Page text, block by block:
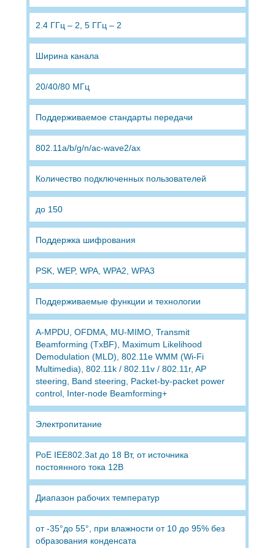
2.4 ГГц – 2, 5 ГГц – 2
Ширина канала
20/40/80 МГц
Поддерживаемое стандарты передачи
802.11a/b/g/n/ac-wave2/ax
Количество подключенных пользователей
до 150
Поддержка шифрования
PSK, WEP, WPA, WPA2, WPA3
Поддерживаемые функции и технологии
A-MPDU, OFDMA, MU-MIMO, Transmit
Beamforming (TxBF), Maximum Likelihood
Demodulation (MLD), 802.11e WMM (Wi-Fi
Multimedia), 802.11k / 802.11v / 802.11r, AP
steering, Band steering, Packet-by-packet power
control, Inter-node Beamforming+
Электропитание
PoE IEE802.3at до 18 Вт, от источника
постоянного тока 12В
Диапазон рабочих температур
от -35°до 55°, при влажности от 10 до 95% без
образования конденсата